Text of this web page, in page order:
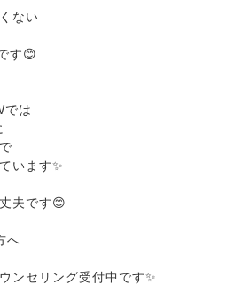
ない
す😊
では
います✨
夫です😊
へ
ンセリング受付中です✨